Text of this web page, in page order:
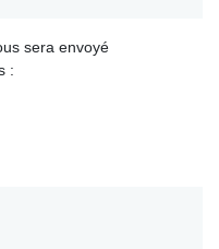
sera envoyé
: